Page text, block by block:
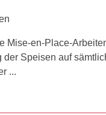
Mise-en-Place-
der Speisen auf
...